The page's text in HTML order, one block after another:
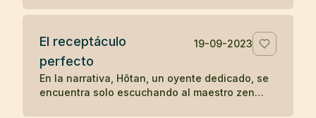
desencadenando un dolor psicosomático. En
era solo el reflejo de un arco, desmitificando
su miedo y recuperando su salud. La narrativa
destaca cómo la mente puede ser engañada
por percepciones erróneas, y cómo el
reconocimiento de la realidad puede aliviar los
El receptáculo
perfecto
19-09-2023
En la narrativa, Hôtan, un oyente dedicado, se
encuentra solo escuchando al maestro zen